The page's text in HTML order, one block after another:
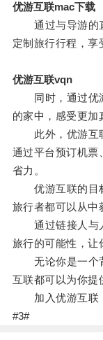
优游互联mac下载
通过与导游的直
定制旅行行程，享
优游互联vqn
同时，通过优游
的家中，感受更加
此外，优游互联
通过平台预订机票
省力。
优游互联的目标
旅行者都可以从中
通过链接人与人
旅行的可能性，让
无论你是一个背
互联都可以为你提
加入优游互联，
#3#